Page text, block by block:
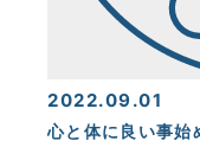
2022.09.01
心と体に良い事始